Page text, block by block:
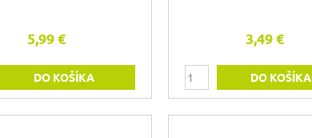
5,99 €
DO KOŠÍKA
3,49 €
DO KOŠÍKA